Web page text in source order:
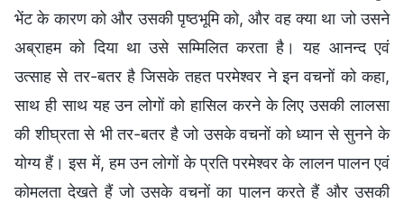
भेंट के कारण को और उसकी पृष्ठभूमि को, और वह क्या था जो उसने
अब्राहम को दिया था उसे सम्मिलित करता है। यह आनन्द एवं
उत्साह से तर-बतर है जिसके तहत परमेश्वर ने इन वचनों को कहा,
साथ ही साथ यह उन लोगों को हासिल करने के लिए उसकी लालसा
की शीघ्रता से भी तर-बतर है जो उसके वचनों को ध्यान से सुनने के
योग्य हैं। इस में, हम उन लोगों के प्रति परमेश्वर के लालन पालन एवं
कोमलता देखते हैं जो उसके वचनों का पालन करते हैं और उसकी